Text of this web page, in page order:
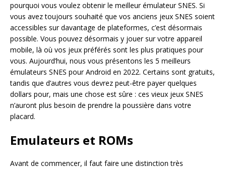
pourquoi vous voulez obtenir le meilleur émulateur SNES. Si
vous avez toujours souhaité que vos anciens jeux SNES soient
accessibles sur davantage de plateformes, c’est désormais
possible. Vous pouvez désormais y jouer sur votre appareil
mobile, là où vos jeux préférés sont les plus pratiques pour
vous. Aujourd’hui, nous vous présentons les 5 meilleurs
émulateurs SNES pour Android en 2022. Certains sont gratuits,
tandis que d’autres vous devrez peut-être payer quelques
dollars pour, mais une chose est sûre : ces vieux jeux SNES
n’auront plus besoin de prendre la poussière dans votre
placard.
Emulateurs et ROMs
Avant de commencer, il faut faire une distinction très